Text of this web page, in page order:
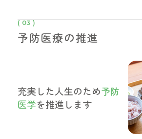
( 03 )
予防医療の推進
充実した人生のため予防
医学を推進します